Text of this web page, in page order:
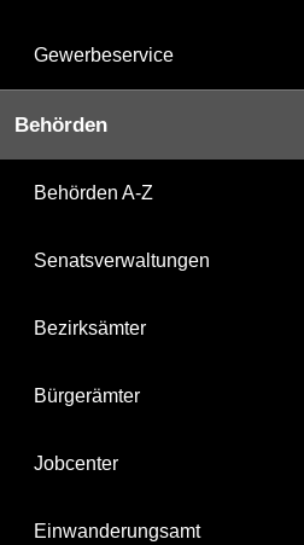
Gewerbeservice
Behörden
Behörden A-Z
Senatsverwaltungen
Bezirksämter
Bürgerämter
Jobcenter
Einwanderungsamt